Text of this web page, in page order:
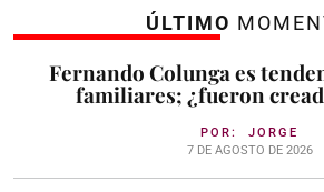
ÚLTIMO
Fernando Colunga es
familiares; ¿fueron
POR: JORGE
7 DE AGOSTO DE 2026